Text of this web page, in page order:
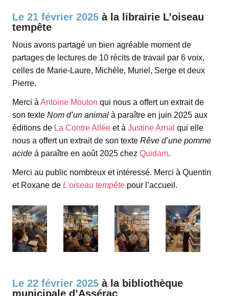
Le 21 février 2025 à la librairie L’oiseau
tempête
Nous avons partagé un bien agréable moment de
partages de lectures de 10 récits de travail par 6 voix,
celles de Marie-Laure, Michèle, Muriel, Serge et deux
Pierre.
Merci à Antoine Mouton qui nous a offert un extrait de
son texte Nom d’un animal à paraître en juin 2025 aux
éditions de La Contre Allée et à Justine Arnal qui elle
nous a offert un extrait de son texte Rêve d’une pomme
acide à paraître en août 2025 chez Quidam.
Merci au public nombreux et intéressé. Merci à Quentin
et Roxane de L’oiseau tempête pour l’accueil.
Le 22 février 2025 à la bibliothèque
municipale d’Assérac